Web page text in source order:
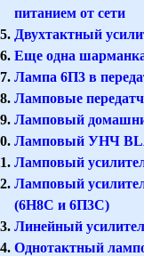
питанием от сети
Двухтактный
Еще одна
Лампа 6П3 в
Ламповые
Ламповый
Ламповый УНЧ
Ламповый
Ламповый
(6Н8С и 6П3С)
Линейный
Однотактный